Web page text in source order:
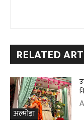
RELATED
अल्मोड़ा